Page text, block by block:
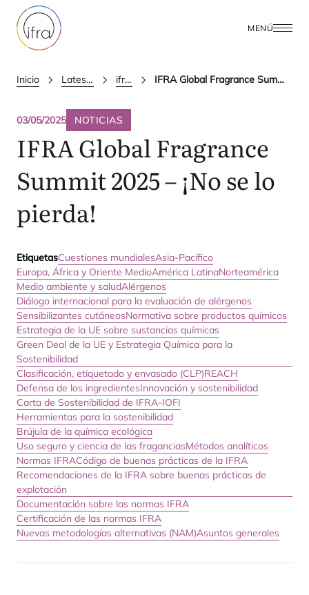
MENÚ
Inicio Latest Updates ifra news IFRA Global Fragrance Summit 2025 - ¡No se lo pierda!
03/05/2025 NOTICIAS
IFRAGlobal Fragrance
Summit2025– ¡No se lo
pierda!
EtiquetasCuestiones mundialesAsia-Pacífico
Europa, África y Oriente MedioAmérica LatinaNorteamérica
Medio ambiente y saludAlérgenos
Diálogo internacional para la evaluación de alérgenos
Sensibilizantes cutáneosNormativa sobre productos químicos
Estrategia de la UE sobre sustancias químicas
Green Deal de la UE y Estrategia Química para la
Sostenibilidad
Clasificación, etiquetado y envasado (CLP)REACH
Defensa de los ingredientesInnovación y sostenibilidad
Carta de Sostenibilidad de IFRA-IOFI
Herramientas para la sostenibilidad
Brújula de la química ecológica
Uso seguro y ciencia de las fraganciasMétodos analíticos
Normas IFRACódigo de buenas prácticas de la IFRA
Recomendaciones de la IFRA sobre buenas prácticas de
explotación
Documentación sobre las normas IFRA
Certificación de las normas IFRA
Nuevas metodologías alternativas (NAM)Asuntos generales